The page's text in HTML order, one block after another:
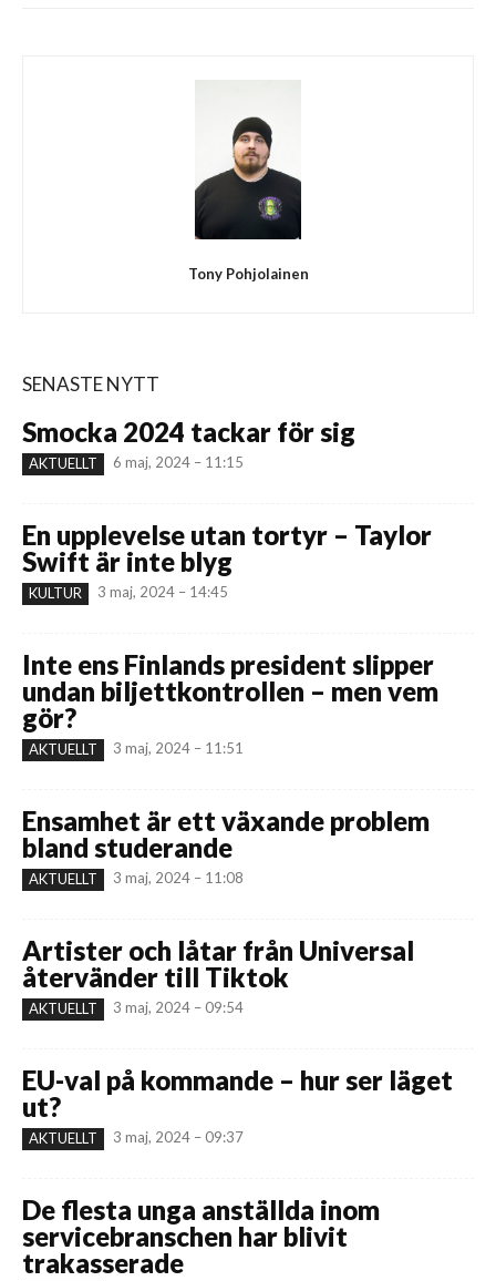
Tony Pohjolainen
SENASTE NYTT
Smocka 2024 tackar för sig
AKTUELLT 6 maj, 2024 – 11:15
En upplevelse utan tortyr – Taylor
Swift är inte blyg
KULTUR 3 maj, 2024 – 14:45
Inte ens Finlands president slipper
undan biljettkontrollen – men vem
gör?
AKTUELLT 3 maj, 2024 – 11:51
Ensamhet är ett växande problem
bland studerande
AKTUELLT 3 maj, 2024 – 11:08
Artister och låtar från Universal
återvänder till Tiktok
AKTUELLT 3 maj, 2024 – 09:54
EU-val på kommande – hur ser läget
ut?
AKTUELLT 3 maj, 2024 – 09:37
De flesta unga anställda inom
servicebranschen har blivit
trakasserade